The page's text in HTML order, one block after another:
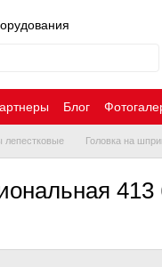
Блог
Головка на
413